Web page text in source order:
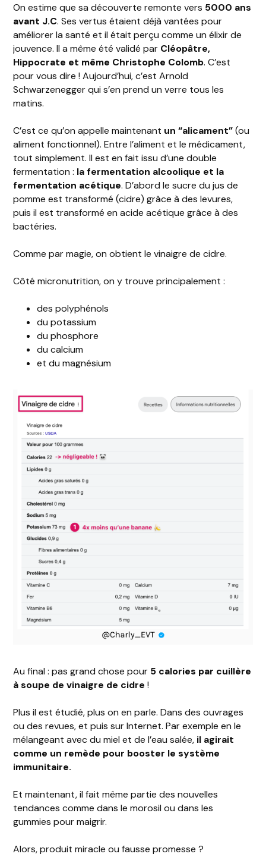
On estime que sa découverte remonte vers 5000 ans
avant J.C. Ses vertus étaient déjà vantées pour
améliorer la santé et il était perçu comme un élixir de
jouvence. Il a même été validé par Cléopâtre,
Hippocrate et même Christophe Colomb. C’est
pour vous dire ! Aujourd’hui, c’est Arnold
Schwarzenegger qui s’en prend un verre tous les
matins.
C’est ce qu’on appelle maintenant un “alicament”(ou
aliment fonctionnel). Entre l’aliment et le médicament,
tout simplement. Il est en fait issu d’une double
fermentation : la fermentation alcoolique et la
fermentation acétique. D’abord le sucre du jus de
pomme est transformé (cidre) grâce à des levures,
puis il est transformé en acide acétique grâce à des
bactéries.
Comme par magie, on obtient le vinaigre de cidre.
Côté micronutrition, on y trouve principalement :
des polyphénols
du potassium
du phosphore
du calcium
et du magnésium
Au final : pas grand chose pour 5 calories par cuillère
à soupe de vinaigre de cidre !
Plus il est étudié, plus on en parle. Dans des ouvrages
ou des revues, et puis sur Internet. Par exemple en le
mélangeant avec du miel et de l’eau salée, il agirait
comme un remède pour booster le système
immunitaire.
Et maintenant, il fait même partie des nouvelles
tendances comme dans le morosil ou dans les
gummies pour maigrir.
Alors, produit miracle ou fausse promesse ?